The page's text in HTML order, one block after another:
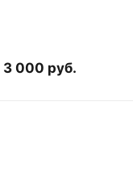
3 000 руб.